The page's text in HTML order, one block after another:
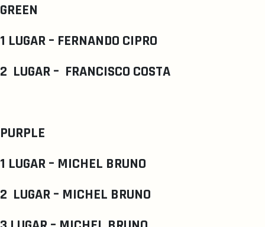
GREEN
1 LUGAR – FERNANDO CIPRO
2 LUGAR – FRANCISCO COSTA
PURPLE
1 LUGAR – MICHEL BRUNO
2 LUGAR – MICHEL BRUNO